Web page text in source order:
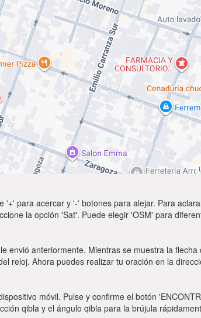
para acercar y '-' botones para alejar. Para
la opción 'Sat'. Puede elegir 'OSM' para
envió anteriormente. Mientras se muestra la flecha
reloj. Ahora puedes realizar tu oración en la
móvil. Pulse y confirme el botón
qibla y el ángulo qibla para la brújula